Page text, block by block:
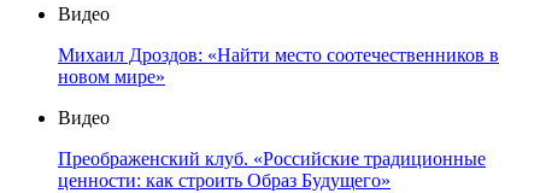
Видео
Михаил Дроздов: «Найти место соотечественников в
новом мире»
Видео
Преображенский клуб. «Российские традиционные
ценности: как строить Образ Будущего»